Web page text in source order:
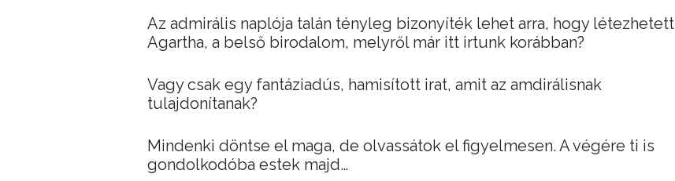
Az admirális naplója talán tényleg bizonyíték lehet arra, hogy létezhetett
Agartha, a belső birodalom, melyről már itt irtunk korábban?
Vagy csak egy fantáziadús, hamisított irat, amit az amdirálisnak
tulajdonítanak?
Mindenki döntse el maga, de olvassátok el figyelmesen. A végére ti is
gondolkodóba estek majd…